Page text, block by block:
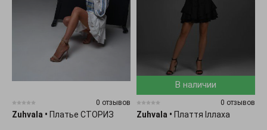
0 отзывов
Zuhvala • Платье СТОРИЗ
В наличии
0 отзывов
Zuhvala • Плаття Іллаха